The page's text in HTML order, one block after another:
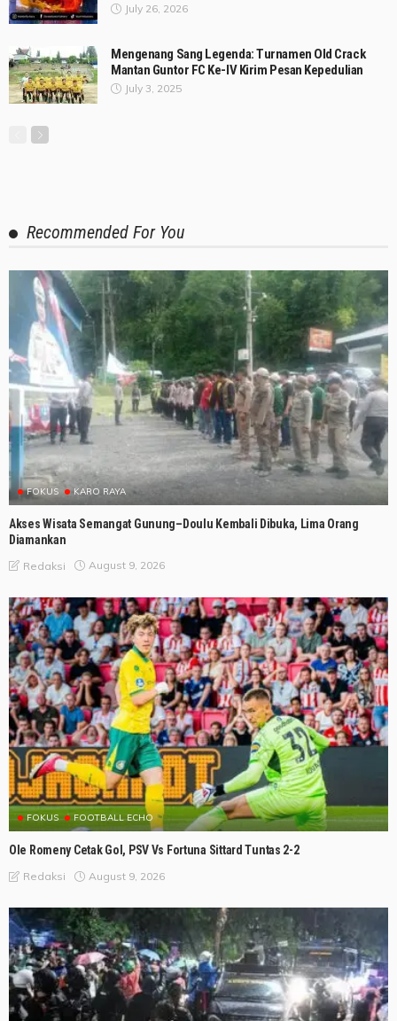
July 26, 2026
Mengenang Sang Legenda: Turnamen Old Crack
Mantan Guntor FC Ke-IV Kirim Pesan Kepedulian
July 3, 2025
Recommended For You
FOKUS KARO RAYA
Akses Wisata Semangat Gunung–Doulu Kembali Dibuka, Lima Orang
Diamankan
Redaksi August 9, 2026
FOKUS FOOTBALL ECHO
Ole Romeny Cetak Gol, PSV Vs Fortuna Sittard Tuntas 2-2
Redaksi August 9, 2026